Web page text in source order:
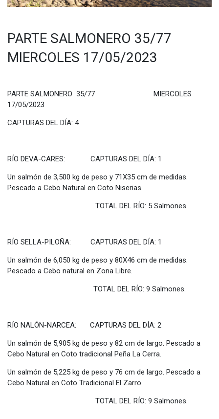
PARTE SALMONERO 35/77
MIERCOLES 17/05/2023
PARTE SALMONERO 35/77 MIERCOLES
17/05/2023
CAPTURAS DEL DÍA: 4
RÍO DEVA-CARES: CAPTURAS DEL DÍA: 1
Un salmón de 3,500 kg de peso y 71X35 cm de medidas.
Pescado a Cebo Natural en Coto Niserias.
TOTAL DEL RÍO: 5 Salmones.
RÍO SELLA-PILOÑA: CAPTURAS DEL DÍA: 1
Un salmón de 6,050 kg de peso y 80X46 cm de medidas.
Pescado a Cebo natural en Zona Libre.
TOTAL DEL RÍO: 9 Salmones.
RÍO NALÓN-NARCEA: CAPTURAS DEL DÍA: 2
Un salmón de 5,905 kg de peso y 82 cm de largo. Pescado a
Cebo Natural en Coto tradicional Peña La Cerra.
Un salmón de 5,225 kg de peso y 76 cm de largo. Pescado a
Cebo Natural en Coto Tradicional El Zarro.
TOTAL DEL RÍO: 9 Salmones.